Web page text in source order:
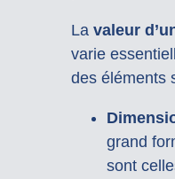
La valeur
varie
des éléments
grand
sont